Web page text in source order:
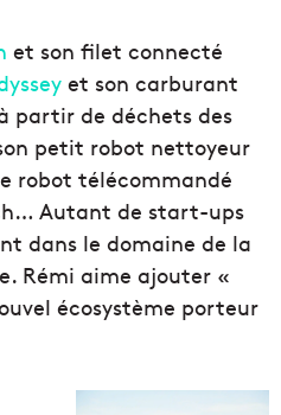
et son filet connecté
et son carburant
partir de déchets des
petit robot nettoyeur
robot télécommandé
Autant de start-ups
dans le domaine de la
Rémi aime ajouter «
écosystème porteur